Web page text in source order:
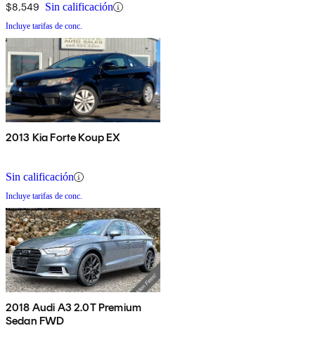
$8,549 Sin calificación
Incluye tarifas de conc.
2013 Kia Forte Koup EX
Sin calificación
Incluye tarifas de conc.
2018 Audi A3 2.0T Premium
Sedan FWD